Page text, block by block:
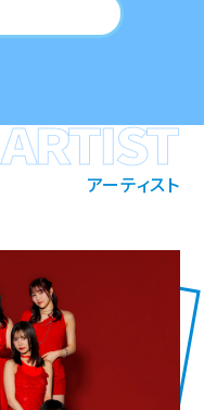
ARTIST
アーティスト